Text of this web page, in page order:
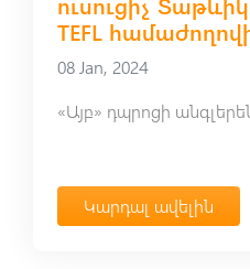
TEFL
08 Jan, 2024
Կարդալ ավելին